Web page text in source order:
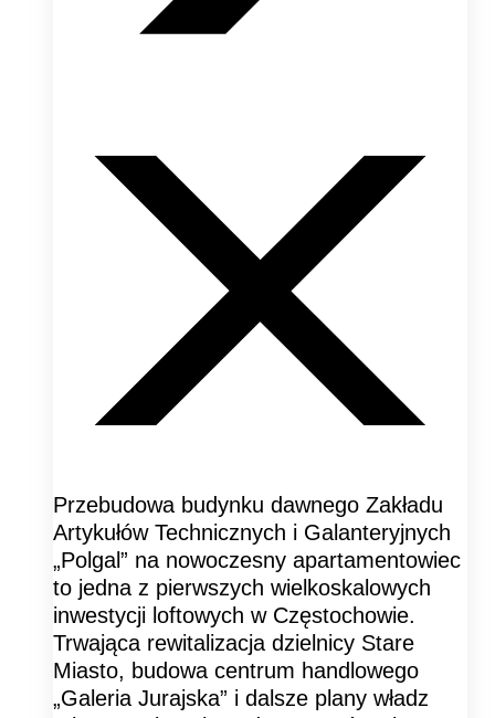
Przebudowa budynku dawnego Zakładu
Artykułów Technicznych i Galanteryjnych
„Polgal” na nowoczesny apartamentowiec
to jedna z pierwszych wielkoskalowych
inwestycji loftowych w Częstochowie.
Trwająca rewitalizacja dzielnicy Stare
Miasto, budowa centrum handlowego
„Galeria Jurajska” i dalsze plany władz